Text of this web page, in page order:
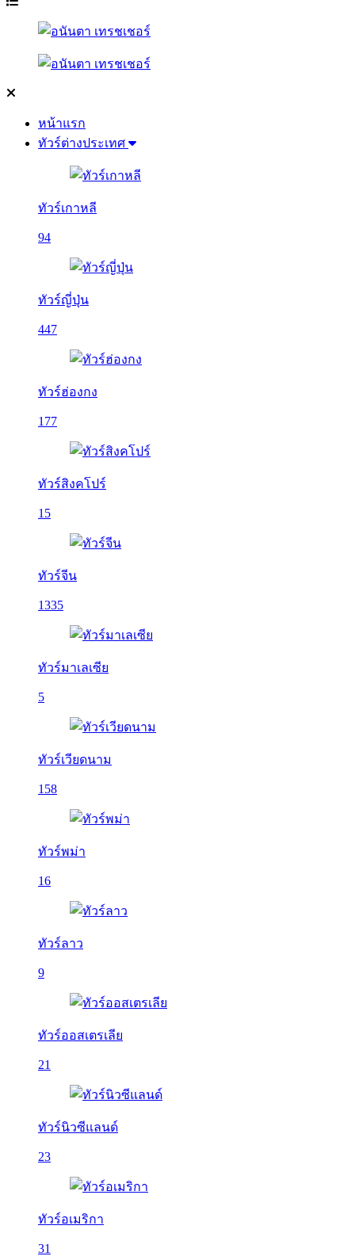
หน้าแรก
ทัวร์ต่างประเทศ
ทัวร์เกาหลี
94
ทัวร์ญี่ปุ่น
447
ทัวร์ฮ่องกง
177
ทัวร์สิงคโปร์
15
ทัวร์จีน
1335
ทัวร์มาเลเซีย
5
ทัวร์เวียดนาม
158
ทัวร์พม่า
16
ทัวร์ลาว
9
ทัวร์ออสเตรเลีย
21
ทัวร์นิวซีแลนด์
23
ทัวร์อเมริกา
31